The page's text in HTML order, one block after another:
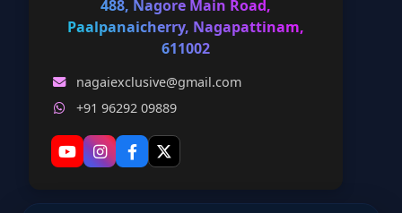
488, Nagore Main Road,
Paalpanaicherry, Nagapattinam,
611002
nagaiexclusive@gmail.com
+91 96292 09889